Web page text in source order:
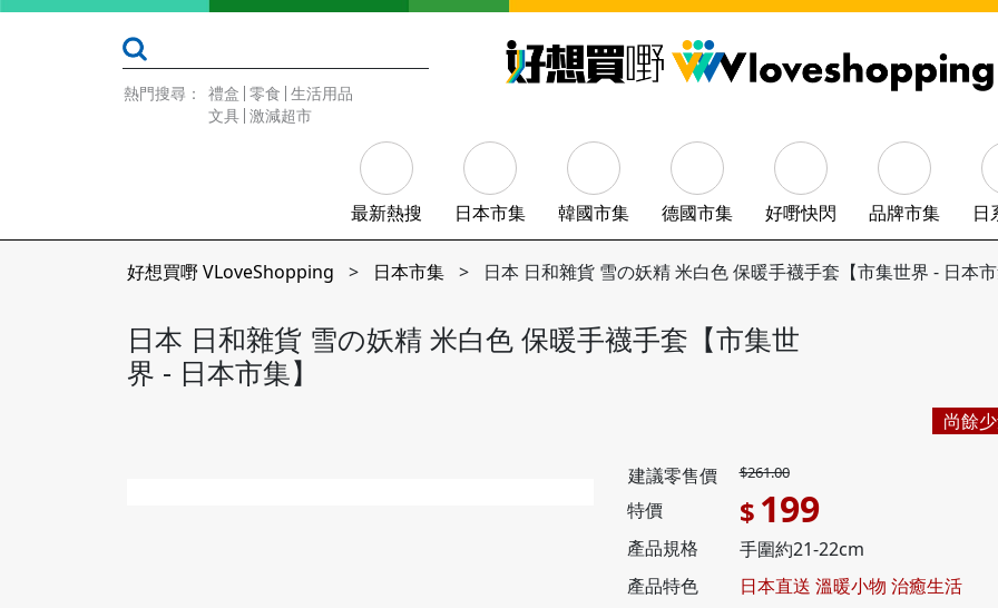
熱門搜尋： 禮盒 零食 生活用品
文具 激減超市
最新熱搜 日本市集 韓國市集 德國市集 好嘢快閃 品牌市集 日
好想買嘢 VLoveShopping > 日本市集 > 日本 日和雜貨 雪の妖精 米白色 保暖手襪手套【市集世界 - 日本
日本 日和雜貨 雪の妖精 米白色 保暖手襪手套【市集世
界 - 日本市集】
尚餘
建議零售價 $261.00
特價 $ 199
產品規格
手圍約21-22cm
產品特色
日本直送 溫暖小物 治癒生活